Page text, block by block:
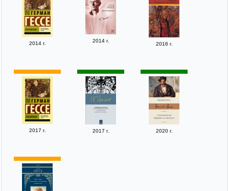
2014 г. 2014 г.
2016 г.
2017 г. 2017 г. 2020 г.